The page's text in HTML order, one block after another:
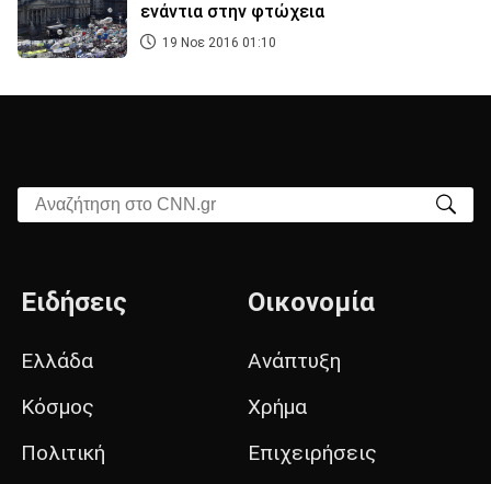
ενάντια στην φτώχεια
19 Νοε 2016 01:10
Αναζήτηση στο CNN.gr
Ειδήσεις
Ελλάδα
Κόσμος
Πολιτική
Οικονομία
Ανάπτυξη
Χρήμα
Επιχειρήσεις